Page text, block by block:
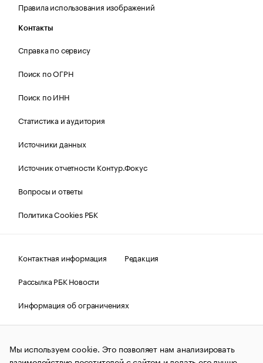
Правила использования изображений
Контакты
Справка по сервису
Поиск по ОГРН
Поиск по ИНН
Статистика и аудитория
Источники данных
Источник отчетности Контур.Фокус
Вопросы и ответы
Политика Cookies РБК
Контактная информация
Редакция
Рассылка РБК Новости
Информация об ограничениях
Правовая информация
О соблюдении авторских прав
© АО «РОСБИЗНЕСКОНСАЛТИНГ»,1995–2026.Сообщения
и материалы информационного агентства «РБК»
Мы используем cookie. Это позволяет нам анализировать